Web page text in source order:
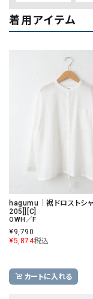
着用アイテム
hagumu｜裾ドロストシ
205]][C]
OWH／F
¥9,790
¥5,874税込
カートに入れる